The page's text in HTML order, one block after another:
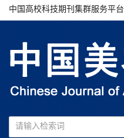
中国高校科技期刊集群服务平台